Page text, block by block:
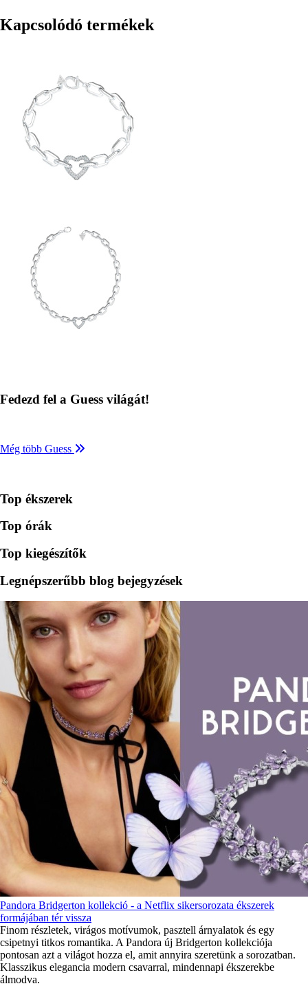
Kapcsolódó termékek
Fedezd fel a Guess világát!
Még több Guess
Top ékszerek
Top órák
Top kiegészítők
Legnépszerűbb blog bejegyzések
Pandora Bridgerton kollekció - a Netflix sikersorozata ékszerek
formájában tér vissza
Finom részletek, virágos motívumok, pasztell árnyalatok és egy
csipetnyi titkos romantika. A Pandora új Bridgerton kollekciója
pontosan azt a világot hozza el, amit annyira szeretünk a sorozatban.
Klasszikus elegancia modern csavarral, mindennapi ékszerekbe
álmodva.